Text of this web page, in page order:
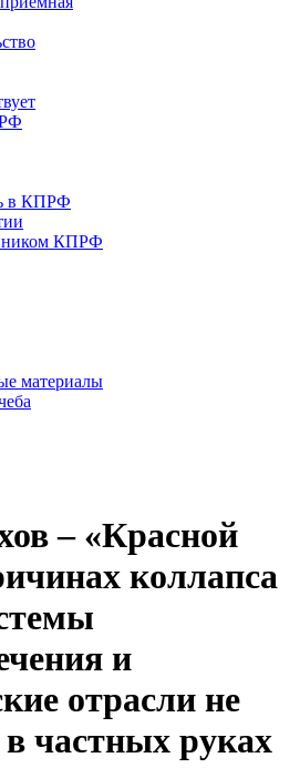
в КПРФ
КПРФ
материалы
– «Красной
коллапса
и
отрасли не
частных руках